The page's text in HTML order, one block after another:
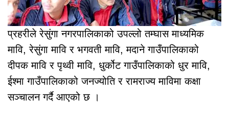
प्रहरीले रेसुंगा नगरपालिकाको उपल्लो तम्घास माध्यमिक
मावि, रेसुंगा मावि र भगवती मावि, मदाने गाउँपालिकाको
दीपक मावि र पृथ्वी मावि, धुर्कोट गाउँपालिकाको धुर मावि,
ईश्मा गाउँपालिकाको जनज्योति र रामराज्य माविमा कक्षा
सञ्चालन गर्दै आएको छ ।